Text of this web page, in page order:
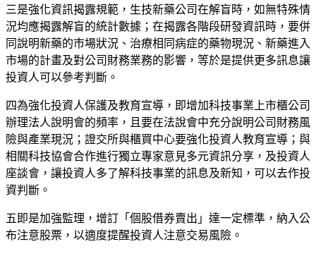
三是強化資訊揭露規範，生技新藥公司在解盲時，如無特殊情
況均應揭露解盲的統計數據；在揭露各階段研發資訊時，要併
同說明新藥的市場狀況、治療相同病症的藥物現況、新藥進入
市場的計畫及對公司財務業務的影響，等於是提供更多訊息讓
投資人可以參考判斷。
四為強化投資人保護及教育宣導，即增加科技事業上市櫃公司
辦理法人說明會的頻率，且要在法說會中充分說明公司財務風
險與產業現況；證交所與櫃買中心要強化投資人教育宣導；與
相關科技協會合作進行獨立專家意見多元資訊分享，及投資人
座談會，讓投資人多了解科技事業的訊息及新知，可以去作投
資判斷。
五即是加強監理，增訂「個股借券賣出」達一定標準，納入公
布注意股票，以適度提醒投資人注意交易風險。